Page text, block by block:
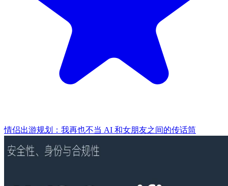
情侣出游规划：我再也不当 AI 和女朋友之间的传话筒